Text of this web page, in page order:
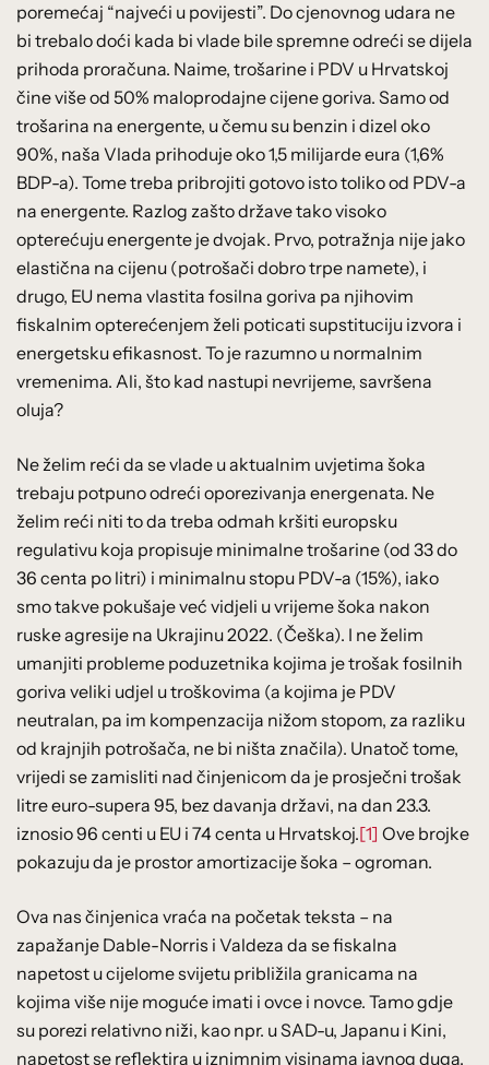
poremećaj “najveći u povijesti”. Do cjenovnog udara ne
bi trebalo doći kada bi vlade bile spremne odreći se dijela
prihoda proračuna. Naime, trošarine i PDV u Hrvatskoj
čine više od 50% maloprodajne cijene goriva. Samo od
trošarina na energente, u čemu su benzin i dizel oko
90%, naša Vlada prihoduje oko 1,5 milijarde eura (1,6%
BDP-a). Tome treba pribrojiti gotovo isto toliko od PDV-a
na energente. Razlog zašto države tako visoko
opterećuju energente je dvojak. Prvo, potražnja nije jako
elastična na cijenu (potrošači dobro trpe namete), i
drugo, EU nema vlastita fosilna goriva pa njihovim
fiskalnim opterećenjem želi poticati supstituciju izvora i
energetsku efikasnost. To je razumno u normalnim
vremenima. Ali, što kad nastupi nevrijeme, savršena
oluja?
Ne želim reći da se vlade u aktualnim uvjetima šoka
trebaju potpuno odreći oporezivanja energenata. Ne
želim reći niti to da treba odmah kršiti europsku
regulativu koja propisuje minimalne trošarine (od 33 do
36 centa po litri) i minimalnu stopu PDV-a (15%), iako
smo takve pokušaje već vidjeli u vrijeme šoka nakon
ruske agresije na Ukrajinu 2022. (Češka). I ne želim
umanjiti probleme poduzetnika kojima je trošak fosilnih
goriva veliki udjel u troškovima (a kojima je PDV
neutralan, pa im kompenzacija nižom stopom, za razliku
od krajnjih potrošača, ne bi ništa značila). Unatoč tome,
vrijedi se zamisliti nad činjenicom da je prosječni trošak
litre euro-supera 95, bez davanja državi, na dan 23.3.
iznosio 96 centi u EU i 74 centa u Hrvatskoj.[1] Ove brojke
pokazuju da je prostor amortizacije šoka – ogroman.
Ova nas činjenica vraća na početak teksta – na
zapažanje Dable-Norris i Valdeza da se fiskalna
napetost u cijelome svijetu približila granicama na
kojima više nije moguće imati i ovce i novce. Tamo gdje
su porezi relativno niži, kao npr. u SAD-u, Japanu i Kini,
napetost se reflektira u iznimnim visinama javnog duga.